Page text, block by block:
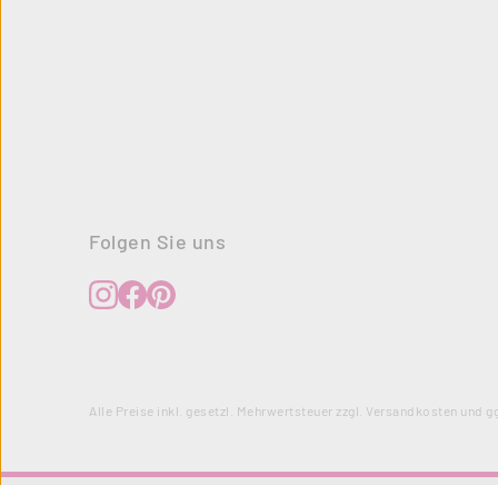
Folgen Sie uns
Alle Preise inkl. gesetzl. Mehrwertsteuer zzgl. Versandkosten und